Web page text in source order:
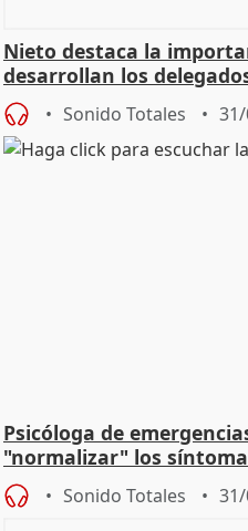
Nieto destaca la
desarrollan los
Sonido Totales
Psicóloga de
"normalizar" los
Sonido Totales